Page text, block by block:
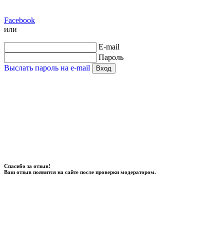
Facebook
или
E-mail
Пароль
Выслать пароль на e-mail
Вход
Спасибо за отзыв!
Ваш отзыв появится на сайте после проверки модератором.